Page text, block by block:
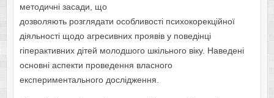
методичні засади, що
дозволяють розглядати особливості психокорекційної
діяльності щодо агресивних проявів у поведінці
гіперактивних дітей молодшого шкільного віку. Наведені
основні аспекти проведення власного
експериментального дослідження.